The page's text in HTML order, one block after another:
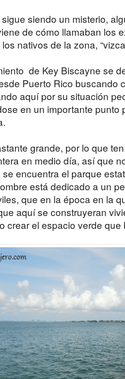
siendo un misterio,
de cómo llamaban los
nativos de la zona,
de Key Biscayne se
Puerto Rico buscando
aquí por su situación
en un importante
grande, por lo que
en medio día, así que
encuentra el parque
está dedicado a un
que en la época en la
aquí se construyeran
crear el espacio verde que